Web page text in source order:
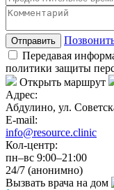
Отправить
Передавая
политики защиты
Открыть маршрут
Адрес:
Абдулино, ул.
E-mail:
info@resource.clinic
Кол-центр:
пн–вс 9:00–21:00
24/7 (анонимно)
Вызвать врача на дом